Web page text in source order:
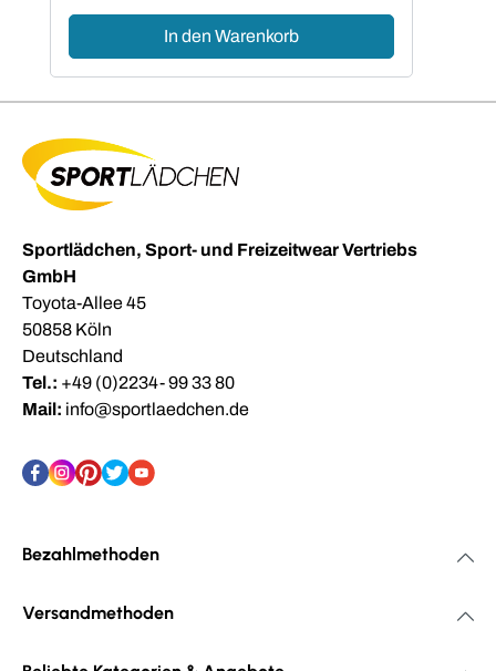
In den Warenkorb
Sportlädchen, Sport- und Freizeitwear Vertriebs
GmbH
Toyota-Allee 45
50858 Köln
Deutschland
Tel.: +49 (0)2234- 99 33 80
Mail: info@sportlaedchen.de
Bezahlmethoden
Versandmethoden